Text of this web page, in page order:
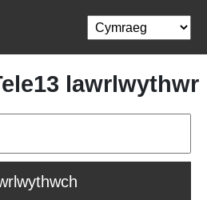
lawrlwythwr